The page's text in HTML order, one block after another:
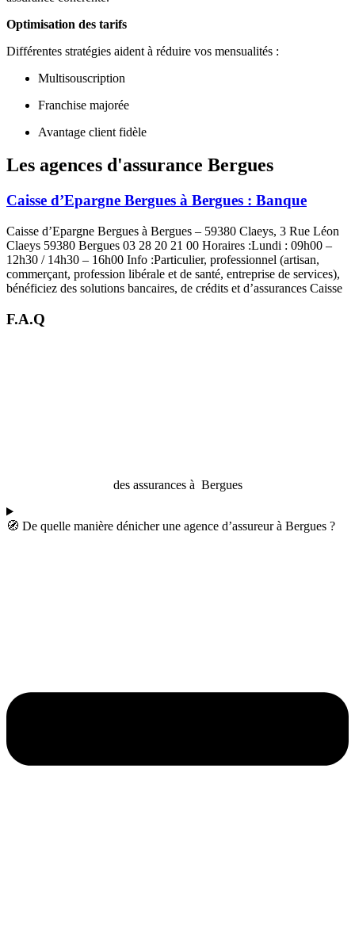
Optimisation des tarifs
Différentes stratégies aident à réduire vos mensualités :
Multisouscription
Franchise majorée
Avantage client fidèle
Les agences d'assurance Bergues
Caisse d’Epargne Bergues à Bergues : Banque
Caisse d’Epargne Bergues à Bergues – 59380 Claeys, 3 Rue Léon
Claeys 59380 Bergues 03 28 20 21 00 Horaires :Lundi : 09h00 –
12h30 / 14h30 – 16h00 Info :Particulier, professionnel (artisan,
commerçant, profession libérale et de santé, entreprise de services),
bénéficiez des solutions bancaires, de crédits et d’assurances Caisse
F.A.Q
des assurances à Bergues
🧭 De quelle manière dénicher une agence d’assureur à Bergues ?